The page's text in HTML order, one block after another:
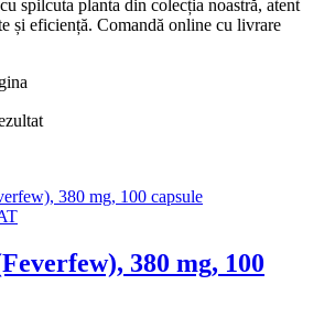
spilcuta planta din colecția noastră, atent
și eficiență. Comandă online cu livrare
380 mg, 100